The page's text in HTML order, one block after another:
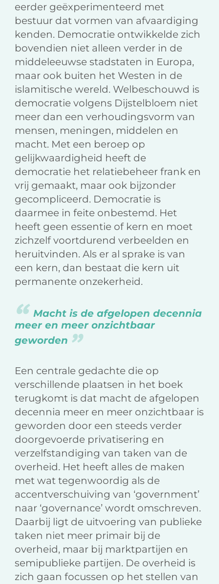
eerder geëxperimenteerd met
bestuur dat vormen van afvaardiging
kenden. Democratie ontwikkelde zich
bovendien niet alleen verder in de
middeleeuwse stadstaten in Europa,
maar ook buiten het Westen in de
islamitische wereld. Welbeschouwd is
democratie volgens Dijstelbloem niet
meer dan een verhoudingsvorm van
mensen, meningen, middelen en
macht. Met een beroep op
gelijkwaardigheid heeft de
democratie het relatiebeheer frank en
vrij gemaakt, maar ook bijzonder
gecompliceerd. Democratie is
daarmee in feite onbestemd. Het
heeft geen essentie of kern en moet
zichzelf voortdurend verbeelden en
heruitvinden. Als er al sprake is van
een kern, dan bestaat die kern uit
permanente onzekerheid.
Macht is de afgelopen decennia
meer en meer onzichtbaar
geworden
Een centrale gedachte die op
verschillende plaatsen in het boek
terugkomt is dat macht de afgelopen
decennia meer en meer onzichtbaar is
geworden door een steeds verder
doorgevoerde privatisering en
verzelfstandiging van taken van de
overheid. Het heeft alles de maken
met wat tegenwoordig als de
accentverschuiving van ‘government’
naar ‘governance’ wordt omschreven.
Daarbij ligt de uitvoering van publieke
taken niet meer primair bij de
overheid, maar bij marktpartijen en
semipublieke partijen. De overheid is
zich gaan focussen op het stellen van